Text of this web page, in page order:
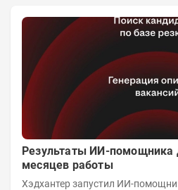
Результаты ИИ-помощника
месяцев работы
Хэдхантер запустил ИИ-помощника в конце ноября 2025